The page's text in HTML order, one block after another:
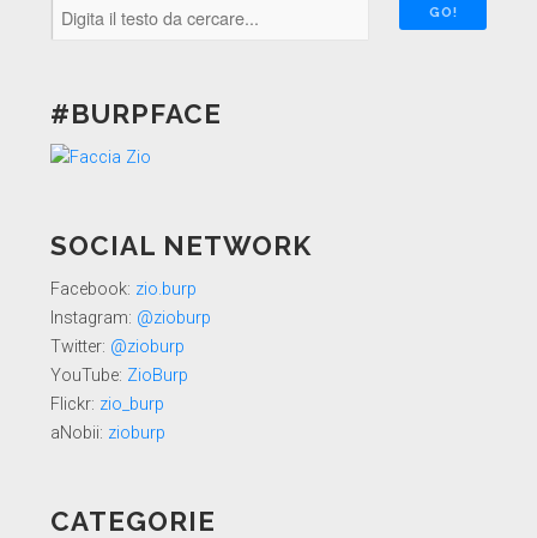
#BURPFACE
SOCIAL NETWORK
Facebook: zio.burp
Instagram: @zioburp
Twitter: @zioburp
YouTube: ZioBurp
Flickr: zio_burp
aNobii: zioburp
CATEGORIE